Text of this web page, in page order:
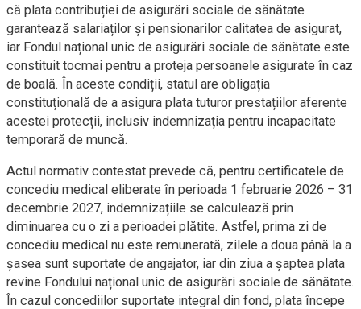
că plata contribuției de asigurări sociale de sănătate
garantează salariaților și pensionarilor calitatea de asigurat,
iar Fondul național unic de asigurări sociale de sănătate este
constituit tocmai pentru a proteja persoanele asigurate în caz
de boală. În aceste condiții, statul are obligația
constituțională de a asigura plata tuturor prestațiilor aferente
acestei protecții, inclusiv indemnizația pentru incapacitate
temporară de muncă.
Actul normativ contestat prevede că, pentru certificatele de
concediu medical eliberate în perioada 1 februarie 2026 – 31
decembrie 2027, indemnizațiile se calculează prin
diminuarea cu o zi a perioadei plătite. Astfel, prima zi de
concediu medical nu este remunerată, zilele a doua până la a
șasea sunt suportate de angajator, iar din ziua a șaptea plata
revine Fondului național unic de asigurări sociale de sănătate.
În cazul concediilor suportate integral din fond, plata începe